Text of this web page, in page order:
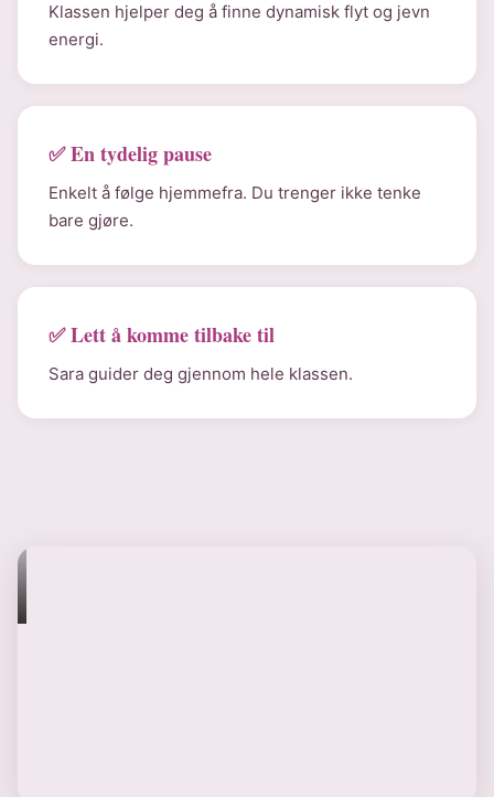
Klassen hjelper deg å finne dynamisk flyt og jevn
energi.
✅ En tydelig pause
Enkelt å følge hjemmefra. Du trenger ikke tenke
bare gjøre.
✅ Lett å komme tilbake til
Sara guider deg gjennom hele klassen.